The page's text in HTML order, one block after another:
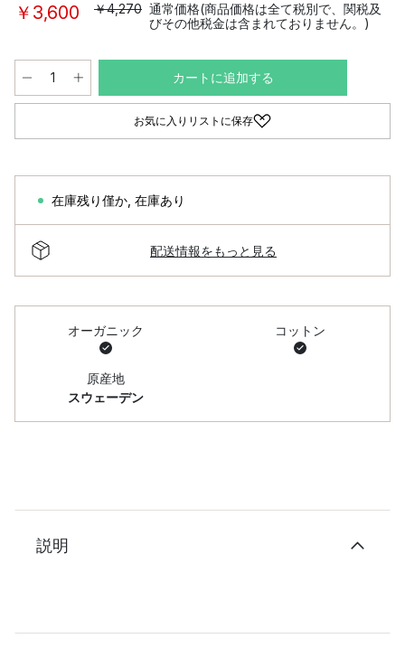
￥3,600 ￥4,270 通常価格(商品価格は全て税別で、関税及
びその他税金は含まれておりません。)
カートに追加する
お気に入りリストに保存
在庫残り僅か 在庫あり
配送情報をもっと見る
オーガニック コットン
原産地
スウェーデン
説明